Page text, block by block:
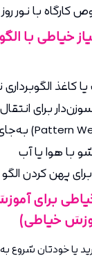
خیاطی با الگو
کاغذ الگوبرداری
برای انتقال
با هوا یا آب
پهن کردن الگو
برای
خیاطی)
یا خودتان شروع به